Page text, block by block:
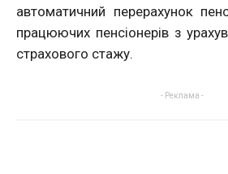
автоматичний перерахунок
працюючих пенсіонерів з
страхового стажу.
- Реклама -